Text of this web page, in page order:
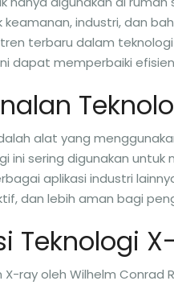
industri, dan
terbaru dalam
dapat memperbaiki
alat yang
ini sering digunakan
aplikasi industri
dan lebih aman bagi
Teknologi
X-ray oleh Wilhelm